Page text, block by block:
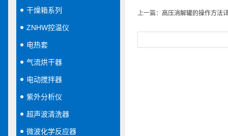
干燥箱系列
ZNHW控温仪
电热套
气流烘干器
电动搅拌器
紫外分析仪
超声波清洗器
微波化学反应器
上一篇： 高压消解罐的操作方法